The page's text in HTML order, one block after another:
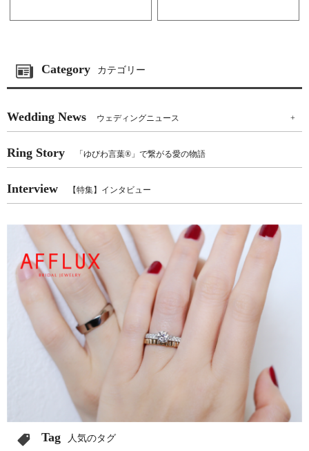
Category カテゴリー
Wedding News ウェディングニュース +
Ring Story 「ゆびわ言葉®」で繋がる愛の物語
Interview 【特集】インタビュー
Tag 人気のタグ